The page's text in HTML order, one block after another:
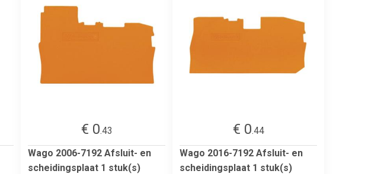
€ 0.43
Wago 2006-7192 Afsluit- en
scheidingsplaat 1 stuk(s)
€ 0.44
Wago 2016-7192 Afsluit- en
scheidingsplaat 1 stuk(s)